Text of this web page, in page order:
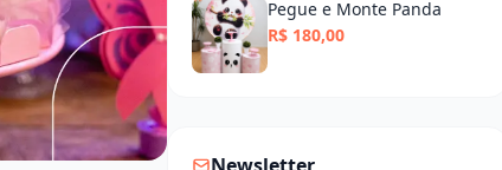
Pegue e Monte Panda
R$ 180,00